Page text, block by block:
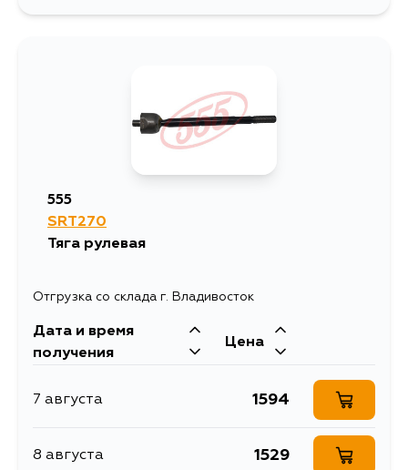
555
SRT270
Тяга рулевая
Отгрузка со склада г. Владивосток
Дата и время
получения
Цена
7 августа 1594
8 августа 1529